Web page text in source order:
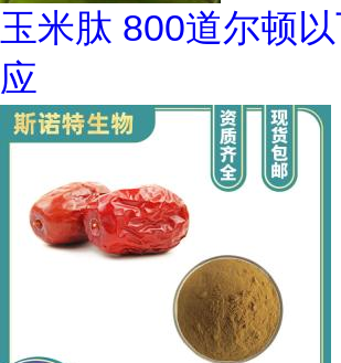
玉米肽 800道尔顿
应